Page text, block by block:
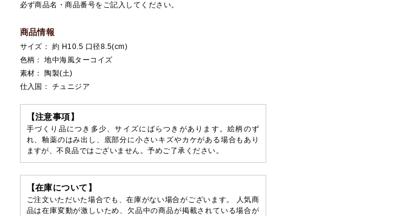
必ず商品名・商品番号をご記入してください。
商品情報
サイズ： 約 H10.5 口径8.5(cm)
色柄： 地中海風ターコイズ
素材： 陶製(土)
仕入国： チュニジア
【注意事項】
手づくり品につき多少、サイズにばらつきがあります。絵柄のず
れ、釉薬のはみ出し、底部分に小さいキズやカケがある場合もあり
ますが、不良品ではございません。予めご了承ください。
【在庫について】
ご注文いただいた場合でも、在庫がない場合がございます。 人気商
品は在庫変動が激しいため、欠品中の商品が掲載されている場合が